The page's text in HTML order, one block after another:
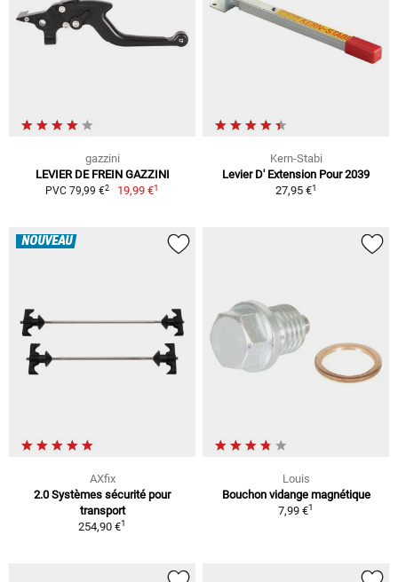
gazzini
LEVIER DE FREIN GAZZINI
PVC 79,99 €2 19,99 €1
Kern-Stabi
Levier D' Extension Pour 2039
27,95 €1
NOUVEAU
AXfix
2.0 Systèmes sécurité pour
transport
254,90 €1
Louis
Bouchon vidange magnétique
7,99 €1